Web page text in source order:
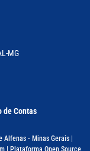
MG
de Contas
- Minas Gerais |